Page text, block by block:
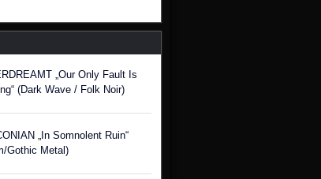
„Our Only Fault Is
(Dark Wave / Folk Noir)
„In Somnolent Ruin“
Gothic Metal)